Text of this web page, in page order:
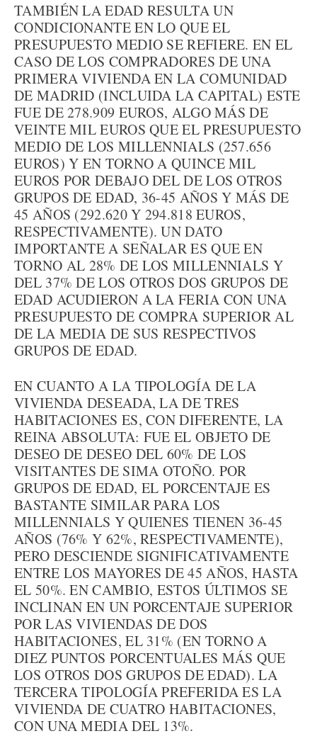
TAMBIÉN LA EDAD RESULTA UN
CONDICIONANTE EN LO QUE EL
PRESUPUESTO MEDIO SE REFIERE. EN EL
CASO DE LOS COMPRADORES DE UNA
PRIMERA VIVIENDA EN LA COMUNIDAD
DE MADRID (INCLUIDA LA CAPITAL) ESTE
FUE DE 278.909 EUROS, ALGO MÁS DE
VEINTE MIL EUROS QUE EL PRESUPUESTO
MEDIO DE LOS MILLENNIALS (257.656
EUROS) Y EN TORNO A QUINCE MIL
EUROS POR DEBAJO DEL DE LOS OTROS
GRUPOS DE EDAD, 36-45 AÑOS Y MÁS DE
45 AÑOS (292.620 Y 294.818 EUROS,
RESPECTIVAMENTE). UN DATO
IMPORTANTE A SEÑALAR ES QUE EN
TORNO AL 28% DE LOS MILLENNIALS Y
DEL 37% DE LOS OTROS DOS GRUPOS DE
EDAD ACUDIERON A LA FERIA CON UNA
PRESUPUESTO DE COMPRA SUPERIOR AL
DE LA MEDIA DE SUS RESPECTIVOS
GRUPOS DE EDAD.
EN CUANTO A LA TIPOLOGÍA DE LA
VIVIENDA DESEADA, LA DE TRES
HABITACIONES ES, CON DIFERENTE, LA
REINA ABSOLUTA: FUE EL OBJETO DE
DESEO DE DESEO DEL 60% DE LOS
VISITANTES DE SIMA OTOÑO. POR
GRUPOS DE EDAD, EL PORCENTAJE ES
BASTANTE SIMILAR PARA LOS
MILLENNIALS Y QUIENES TIENEN 36-45
AÑOS (76% Y 62%, RESPECTIVAMENTE),
PERO DESCIENDE SIGNIFICATIVAMENTE
ENTRE LOS MAYORES DE 45 AÑOS, HASTA
EL 50%. EN CAMBIO, ESTOS ÚLTIMOS SE
INCLINAN EN UN PORCENTAJE SUPERIOR
POR LAS VIVIENDAS DE DOS
HABITACIONES, EL 31% (EN TORNO A
DIEZ PUNTOS PORCENTUALES MÁS QUE
LOS OTROS DOS GRUPOS DE EDAD). LA
TERCERA TIPOLOGÍA PREFERIDA ES LA
VIVIENDA DE CUATRO HABITACIONES,
CON UNA MEDIA DEL 13%.